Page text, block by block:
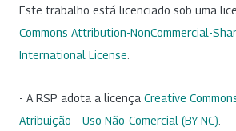
Este trabalho está licenciado sob uma
Commons Attribution-NonCommercial-
International License
- A RSP adota a licença Creative
Atribuição – Uso Não-Comercial (BY-NC)